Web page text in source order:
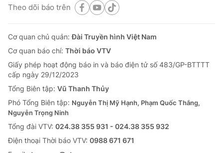
Theo dõi báo trên
Cơ quan chủ quản:Đài Truyền hình Việt Nam
Cơ quan báo chí: Thời báo VTV
Giấy phép hoạt động báo in và báo điện tử số 483/GP-BTTTT
cấp ngày 29/12/2023
Tổng Biên tập: Vũ Thanh Thủy
Phó Tổng Biên tập: Nguyễn Thị Mỹ Hạnh, Phạm Quốc Thắng,
Nguyễn Trọng Ninh
Tổng đài VTV: 024.38 355 931 - 024.38 355 932
Ðiện thoại Thời báo VTV: 0988 671 671